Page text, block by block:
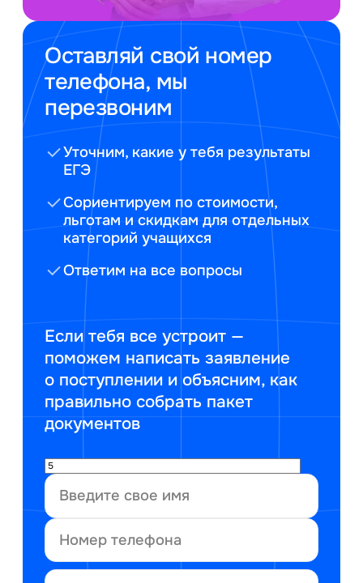
Оставляй свой номер
телефона, мы
перезвоним
Уточним, какие у тебя результаты
ЕГЭ
Сориентируем по стоимости,
льготам и скидкам для отдельных
категорий учащихся
Ответим на все вопросы
Если тебя все устроит —
поможем написать заявление
о поступлении и объясним, как
правильно собрать пакет
документов